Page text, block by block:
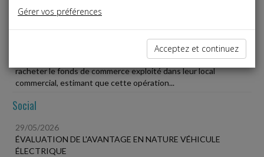
Fiscal TPE
REVENUS FONCIERS ET RACHAT DE FONDS DE COMMERCE
Des propriétaires exercent leur droit de préemption afin de
racheter le fonds de commerce exploité dans leur local
commercial, estimant que cette opération...
Social
29/05/2026
ÉVALUATION DE L'AVANTAGE EN NATURE VÉHICULE
ÉLECTRIQUE
Gérer vos préférences
Acceptez et continuez